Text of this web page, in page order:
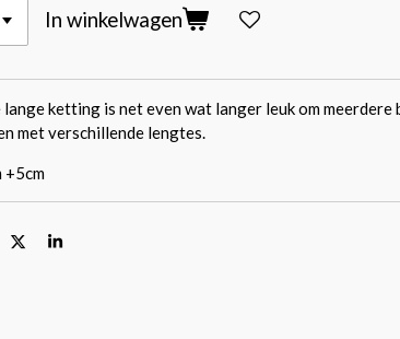
In winkelwagen
lange ketting is net even wat langer leuk om meerdere
met verschillende lengtes.
+5cm
D
S